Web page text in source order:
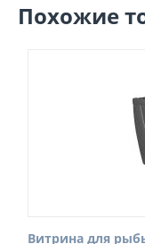
Похожие
Витрина для